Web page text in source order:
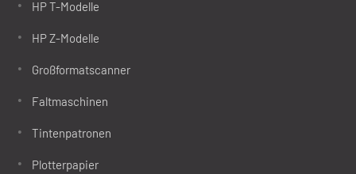
HP T-Modelle
HP Z-Modelle
Großformatscanner
Faltmaschinen
Tintenpatronen
Plotterpapier